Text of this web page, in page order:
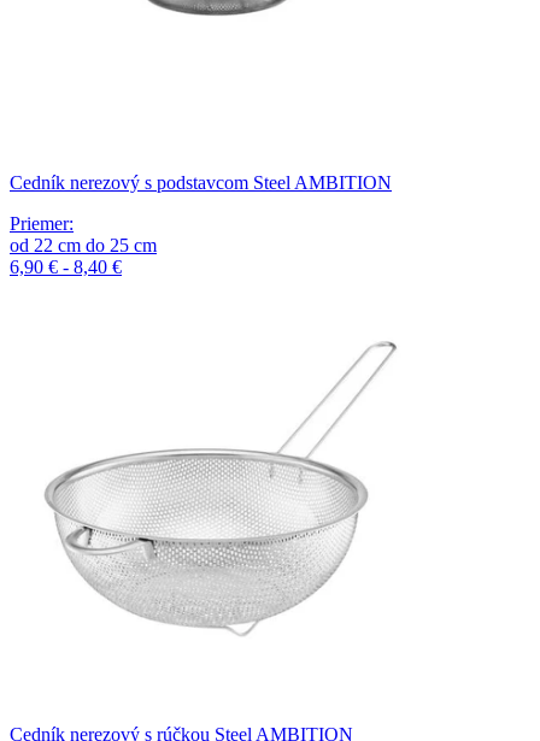
Cedník nerezový s podstavcom Steel AMBITION
Priemer:
od 22 cm do 25 cm
6,90 € - 8,40 €
Cedník nerezový s rúčkou Steel AMBITION